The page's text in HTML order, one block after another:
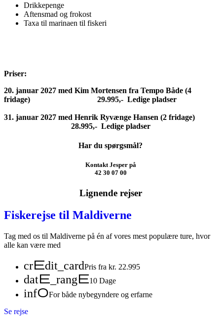
Drikkepenge
Aftensmad og frokost
Taxa til marinaen til fiskeri
Priser:
20. januar 2027 med Kim Mortensen fra Tempo Både (4
fridage) 29.995,- Ledige pladser
31. januar 2027 med Henrik Ryvænge Hansen (2 fridage)
28.995,- Ledige pladser
Har du spørgsmål?
Kontakt Jesper på
42 30 07 00
Lignende rejser
Fiskerejse til Maldiverne
Tag med os til Maldiverne på én af vores mest populære ture, hvor
alle kan være med
credit_cardPris fra kr. 22.995
date_range10 Dage
infoFor både nybegyndere og erfarne
Se rejse